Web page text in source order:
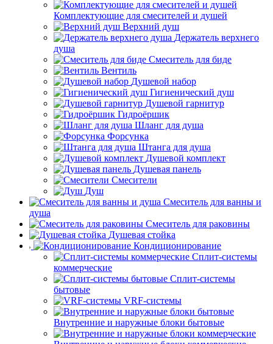
Комплектующие для смесителей и душей
Верхний душ
Держатель верхнего
душа
Смеситель для биде
Вентиль
Душевой набор
Гигиенический душ
Душевой гарнитур
Гидроёршик
Шланг для душа
Форсунка
Штанга для душа
Душевой комплект
Душевая панель
Смесители
Душ
Смеситель для ванны и
душа
Смеситель для раковины
Душевая стойка
Кондиционирование
Сплит-системы
коммерческие
Сплит-системы
бытовые
VRF-системы
Внутренние и наружные блоки бытовые